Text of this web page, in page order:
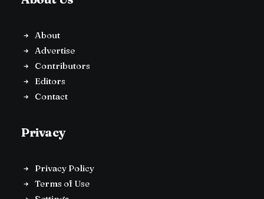
About
Advertise
Contributors
Editors
Contact
Privacy
Privacy Policy
Terms of Use